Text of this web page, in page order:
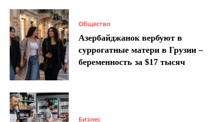
Общество
Азербайджанок вербуют в
суррогатные матери в Грузии –
беременность за $17 тысяч
Бизнес